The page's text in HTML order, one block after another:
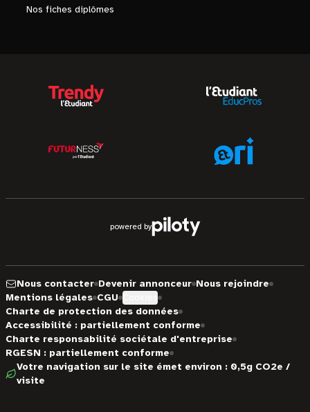
Nos fiches diplômes
powered by
Nous contacter Devenir annonceur Nous rejoindre
Mentions légales CGU
Charte de protection des données
Accessibilité : partiellement conforme
Charte responsabilité sociétale d'entreprise
RGESN : partiellement conforme
Votre navigation sur le site émet environ : 0,5g CO2e /
visite